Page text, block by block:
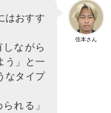
弦本さん
はおすす
ながら
う」と一
なタイプ
れる」